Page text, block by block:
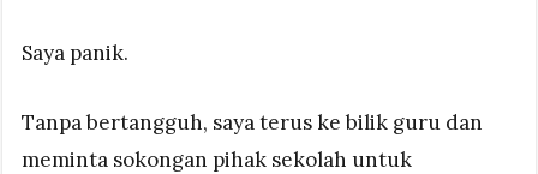
Saya panik.
Tanpa bertangguh, saya terus ke bilik guru dan
meminta sokongan pihak sekolah untuk